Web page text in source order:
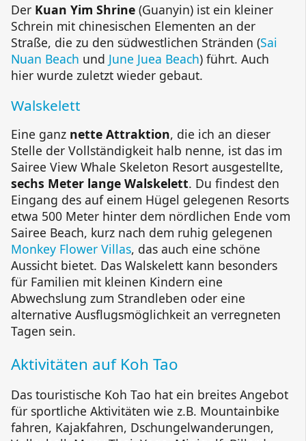
Der Kuan Yim Shrine (Guanyin) ist ein kleiner
Schrein mit chinesischen Elementen an der
Straße, die zu den südwestlichen Stränden (Sai
Nuan Beach und June Juea Beach) führt. Auch
hier wurde zuletzt wieder gebaut.
Walskelett
Eine ganz nette Attraktion, die ich an dieser
Stelle der Vollständigkeit halb nenne, ist das im
Sairee View Whale Skeleton Resort ausgestellte,
sechs Meter lange Walskelett. Du findest den
Eingang des auf einem Hügel gelegenen Resorts
etwa 500 Meter hinter dem nördlichen Ende vom
Sairee Beach, kurz nach dem ruhig gelegenen
Monkey Flower Villas, das auch eine schöne
Aussicht bietet. Das Walskelett kann besonders
für Familien mit kleinen Kindern eine
Abwechslung zum Strandleben oder eine
alternative Ausflugsmöglichkeit an verregneten
Tagen sein.
Aktivitäten auf Koh Tao
Das touristische Koh Tao hat ein breites Angebot
für sportliche Aktivitäten wie z.B. Mountainbike
fahren, Kajakfahren, Dschungelwanderungen,